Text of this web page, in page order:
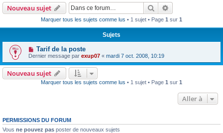
Nouveau sujet Rechercher
Marquer tous les sujets comme lus • 1 sujet • Page 1 sur 1
Sujets
Tarif de la poste
Dernier message par exup07 « mardi 7 oct. 2008, 10:19
Nouveau sujet
Marquer tous les sujets comme lus • 1 sujet • Page 1 sur 1
Aller à
PERMISSIONS DU FORUM
Vous ne pouvez pas poster de nouveaux sujets